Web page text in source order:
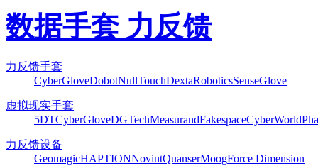
数据手套 力反馈
力反馈手套
CyberGloveDobotNullTouchDextaRoboticsSenseGlove
虚拟现实手套
5DTCyberGloveDGTechMeasurandFakespaceCyberWorld
力反馈设备
GeomagicHAPTIONNovintQuanserMoogForce Dimension